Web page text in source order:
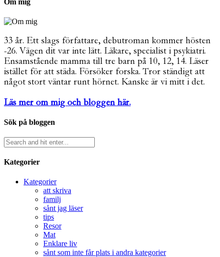
Om mig
33 år. Ett slags författare, debutroman kommer hösten
-26. Vägen dit var inte lätt. Läkare, specialist i psykiatri.
Ensamstående mamma till tre barn på 10, 12, 14. Läser
istället för att städa. Försöker forska. Tror ständigt att
något stort väntar runt hörnet. Kanske är vi mitt i det.
Läs mer om mig och bloggen här.
Sök på bloggen
Kategorier
Kategorier
att skriva
familj
sånt jag läser
tips
Resor
Mat
Enklare liv
sånt som inte får plats i andra kategorier